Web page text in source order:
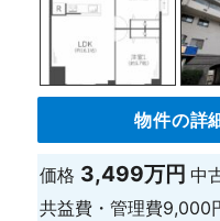
物件の詳
価格 3,499万円中
共益費・管理費9,000